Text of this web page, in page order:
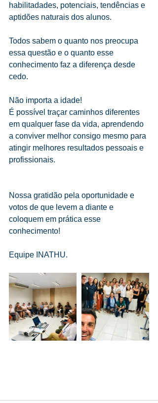
habilitadades, potenciais, tendências e
aptidões naturais dos alunos.
Todos sabem o quanto nos preocupa
essa questão e o quanto esse
conhecimento faz a diferença desde
cedo.
Não importa a idade!
É possível traçar caminhos diferentes
em qualquer fase da vida, aprendendo
a conviver melhor consigo mesmo para
atingir melhores resultados pessoais e
profissionais.
Nossa gratidão pela oportunidade e
votos de que levem a diante e
coloquem em prática esse
conhecimento!
Equipe INATHU.